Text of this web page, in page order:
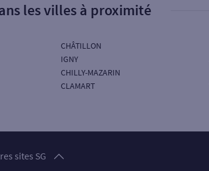
les villes à proximité
CHÂTILLON
IGNY
CHILLY-MAZARIN
CLAMART
sites SG